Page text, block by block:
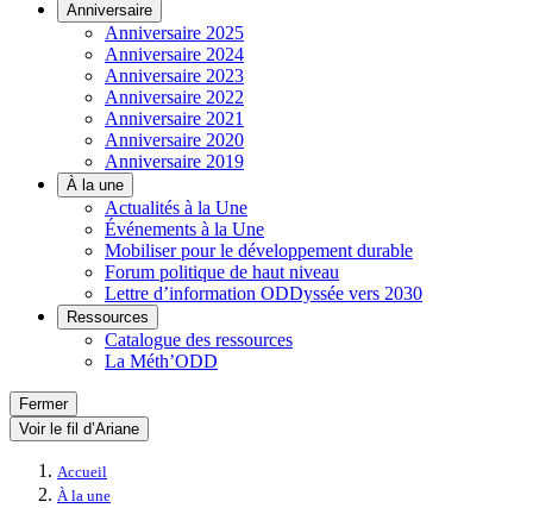
Anniversaire
Anniversaire 2025
Anniversaire 2024
Anniversaire 2023
Anniversaire 2022
Anniversaire 2021
Anniversaire 2020
Anniversaire 2019
À la une
Actualités à la Une
Événements à la Une
Mobiliser pour le développement durable
Forum politique de haut niveau
Lettre d’information ODDyssée vers 2030
Ressources
Catalogue des ressources
La Méth’ODD
Fermer
Voir le fil d’Ariane
Accueil
À la une